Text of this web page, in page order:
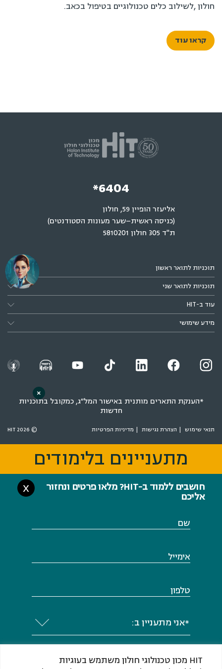
HIT מכון טכנולוגי חולון משתמש בעוגיות
חולון ,לשילוב כלים טכנולוגיים בטיפול בכאב.
קראו עוד
*6404
אליעזר הופיין 59, חולון
(כניסה ראשית–שער מעונות הסטודנטים)
ת"ד 305 חולון 5810201
תוכניות לתואר ראשון
תוכניות לתואר שני
עוד ב-HIT
מידע שימושי
*הענקת התארים מותנית באישור המל״ג, כמקובל בתוכניות
חדשות
תנאי שימוש הצהרת נגישות מדיניות הפרטיות © 2026 HIT
מתעניינים בלימודים
חושבים ללמוד ב-HIT? מלאו פרטים ונחזור
אליכם
X
שם
אימייל
טלפון
*אני מתעניין ב:
מתעניינים בלימודים
×